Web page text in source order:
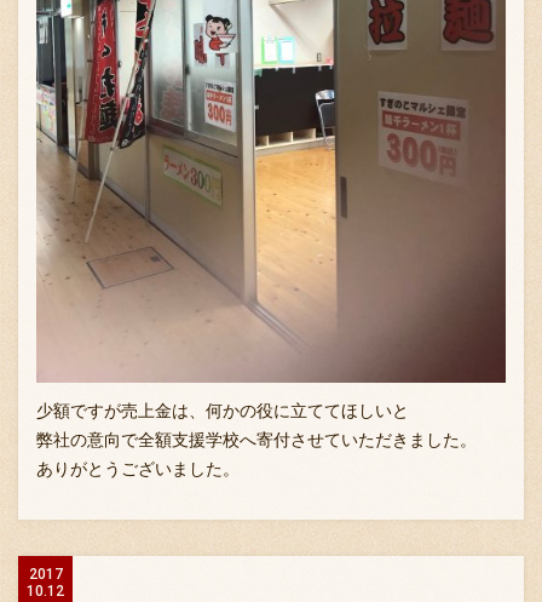
少額ですが売上金は、何かの役に立ててほしいと
弊社の意向で全額支援学校へ寄付させていただきました。
ありがとうございました。
2017
10.12